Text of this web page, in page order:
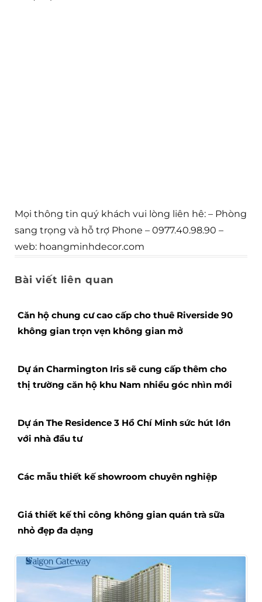
Mọi thông tin quý khách vui lòng liên hê: – Phòng
sang trọng và hỗ trợ Phone – 0977.40.98.90 –
web: hoangminhdecor.com
Bài viết liên quan
Căn hộ chung cư cao cấp cho thuê Riverside 90
không gian trọn vẹn không gian mở
Dự án Charmington Iris sẽ cung cấp thêm cho
thị trường căn hộ khu Nam nhiều góc nhìn mới
Dự án The Residence 3 Hồ Chí Minh sức hút lớn
với nhà đầu tư
Các mẫu thiết kế showroom chuyên nghiệp
Giá thiết kế thi công không gian quán trà sữa
nhỏ đẹp đa dạng